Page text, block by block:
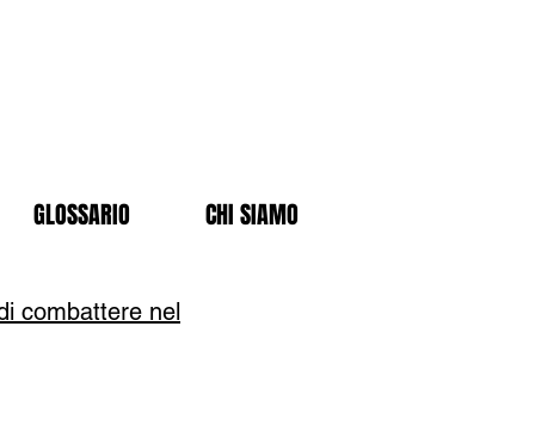
GLOSSARIO CHI SIAMO
combattere nel